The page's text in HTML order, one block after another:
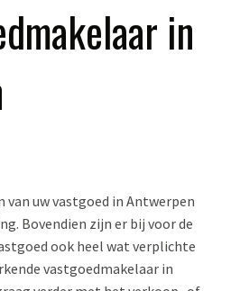
in
van uw vastgoed in Antwerpen
Bovendien zijn er bij voor de
ook heel wat verplichte
vastgoedmakelaar in